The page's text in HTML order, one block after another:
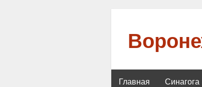
Главная Синагога